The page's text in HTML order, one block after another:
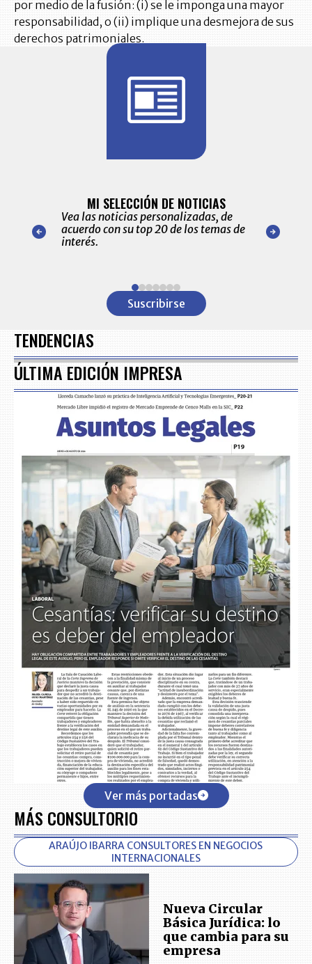
por medio de la fusión: (i) se le imponga una mayor
responsabilidad, o (ii) implique una desmejora de sus
derechos patrimoniales.
nuestro
para
MI SELECCIÓN DE NOTICIAS
Vea las noticias personalizadas, de
acuerdo con su top 20 de los temas de
interés.
de las
Suscribirse
TENDENCIAS
ÚLTIMA EDICIÓN IMPRESA
Ver más portadas
MÁS CONSULTORIO
ARAÚJO IBARRA CONSULTORES EN NEGOCIOS
INTERNACIONALES
Nueva Circular
Básica Jurídica: lo
que cambia para su
empresa